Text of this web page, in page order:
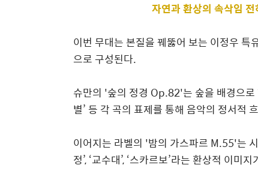
자연과 환상의 속삭임
이번 무대는 본질을 꿰뚫어 보는 이정우 특
으로 구성된다.
슈만의 '숲의 정경 Op.82'는 숲을 배경으로
별’ 등 각 곡의 표제를 통해 음악의 정서적
이어지는 라벨의 '밤의 가스파르 M.55'는
정’, ‘교수대’, ‘스카르보’라는 환상적 이미지